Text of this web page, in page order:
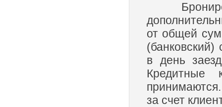
от общей
(банковский)
в день
за счет